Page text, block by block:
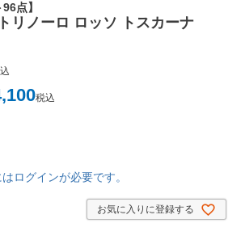
点】
リノーロ ロッソ トスカーナ
税込
ログインが必要です。
お気に入りに登録する